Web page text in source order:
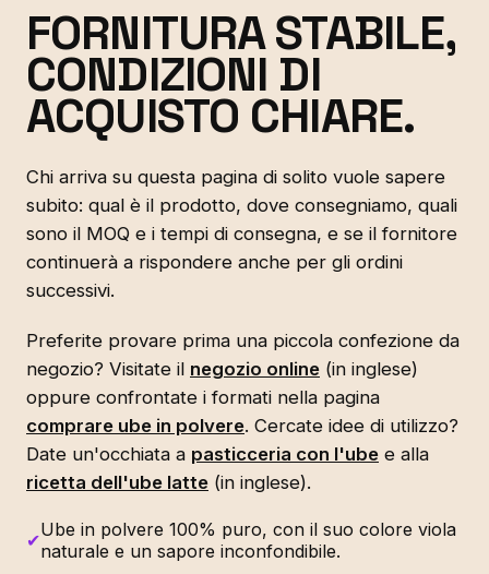
FORNITURA STABILE,
CONDIZIONI DI
ACQUISTO CHIARE.
Chi arriva su questa pagina di solito vuole sapere
subito: qual è il prodotto, dove consegniamo, quali
sono il MOQ e i tempi di consegna, e se il fornitore
continuerà a rispondere anche per gli ordini
successivi.
Preferite provare prima una piccola confezione da
negozio? Visitate il negozio online (in inglese)
oppure confrontate i formati nella pagina
comprare ube in polvere. Cercate idee di utilizzo?
Date un'occhiata a pasticceria con l'ube e alla
ricetta dell'ube latte (in inglese).
✔Ube in polvere 100% puro, con il suo colore viola
naturale e un sapore inconfondibile.